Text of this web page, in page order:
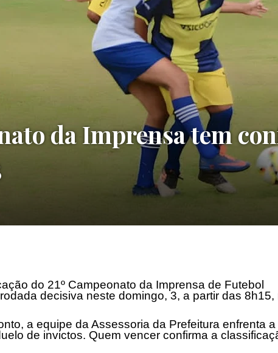
da Imprensa tem
do 21º Campeonato da Imprensa de Futebol
decisiva neste domingo, 3, a partir das 8h15,
a equipe da Assessoria da Prefeitura enfrenta
de invictos. Quem vencer confirma a